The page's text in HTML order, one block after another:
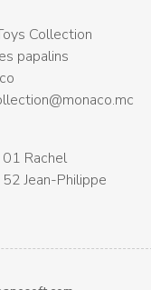
Collection
papalins
Rachel
Jean-Philippe